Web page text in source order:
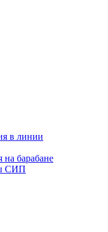
в линии
на барабане
СИП